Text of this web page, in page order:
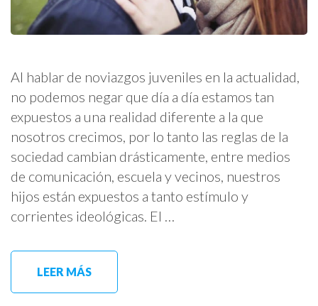
Al hablar de noviazgos juveniles en la actualidad,
no podemos negar que día a día estamos tan
expuestos a una realidad diferente a la que
nosotros crecimos, por lo tanto las reglas de la
sociedad cambian drásticamente, entre medios
de comunicación, escuela y vecinos, nuestros
hijos están expuestos a tanto estímulo y
corrientes ideológicas. El …
LEER MÁS